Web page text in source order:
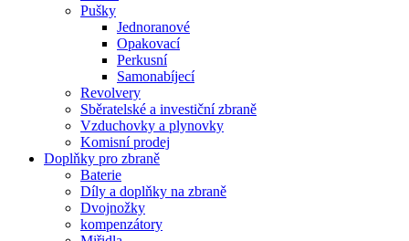
Pušky
Jednoranové
Opakovací
Perkusní
Samonabíjecí
Revolvery
Sběratelské a investiční zbraně
Vzduchovky a plynovky
Komisní prodej
Doplňky pro zbraně
Baterie
Díly a doplňky na zbraně
Dvojnožky
kompenzátory